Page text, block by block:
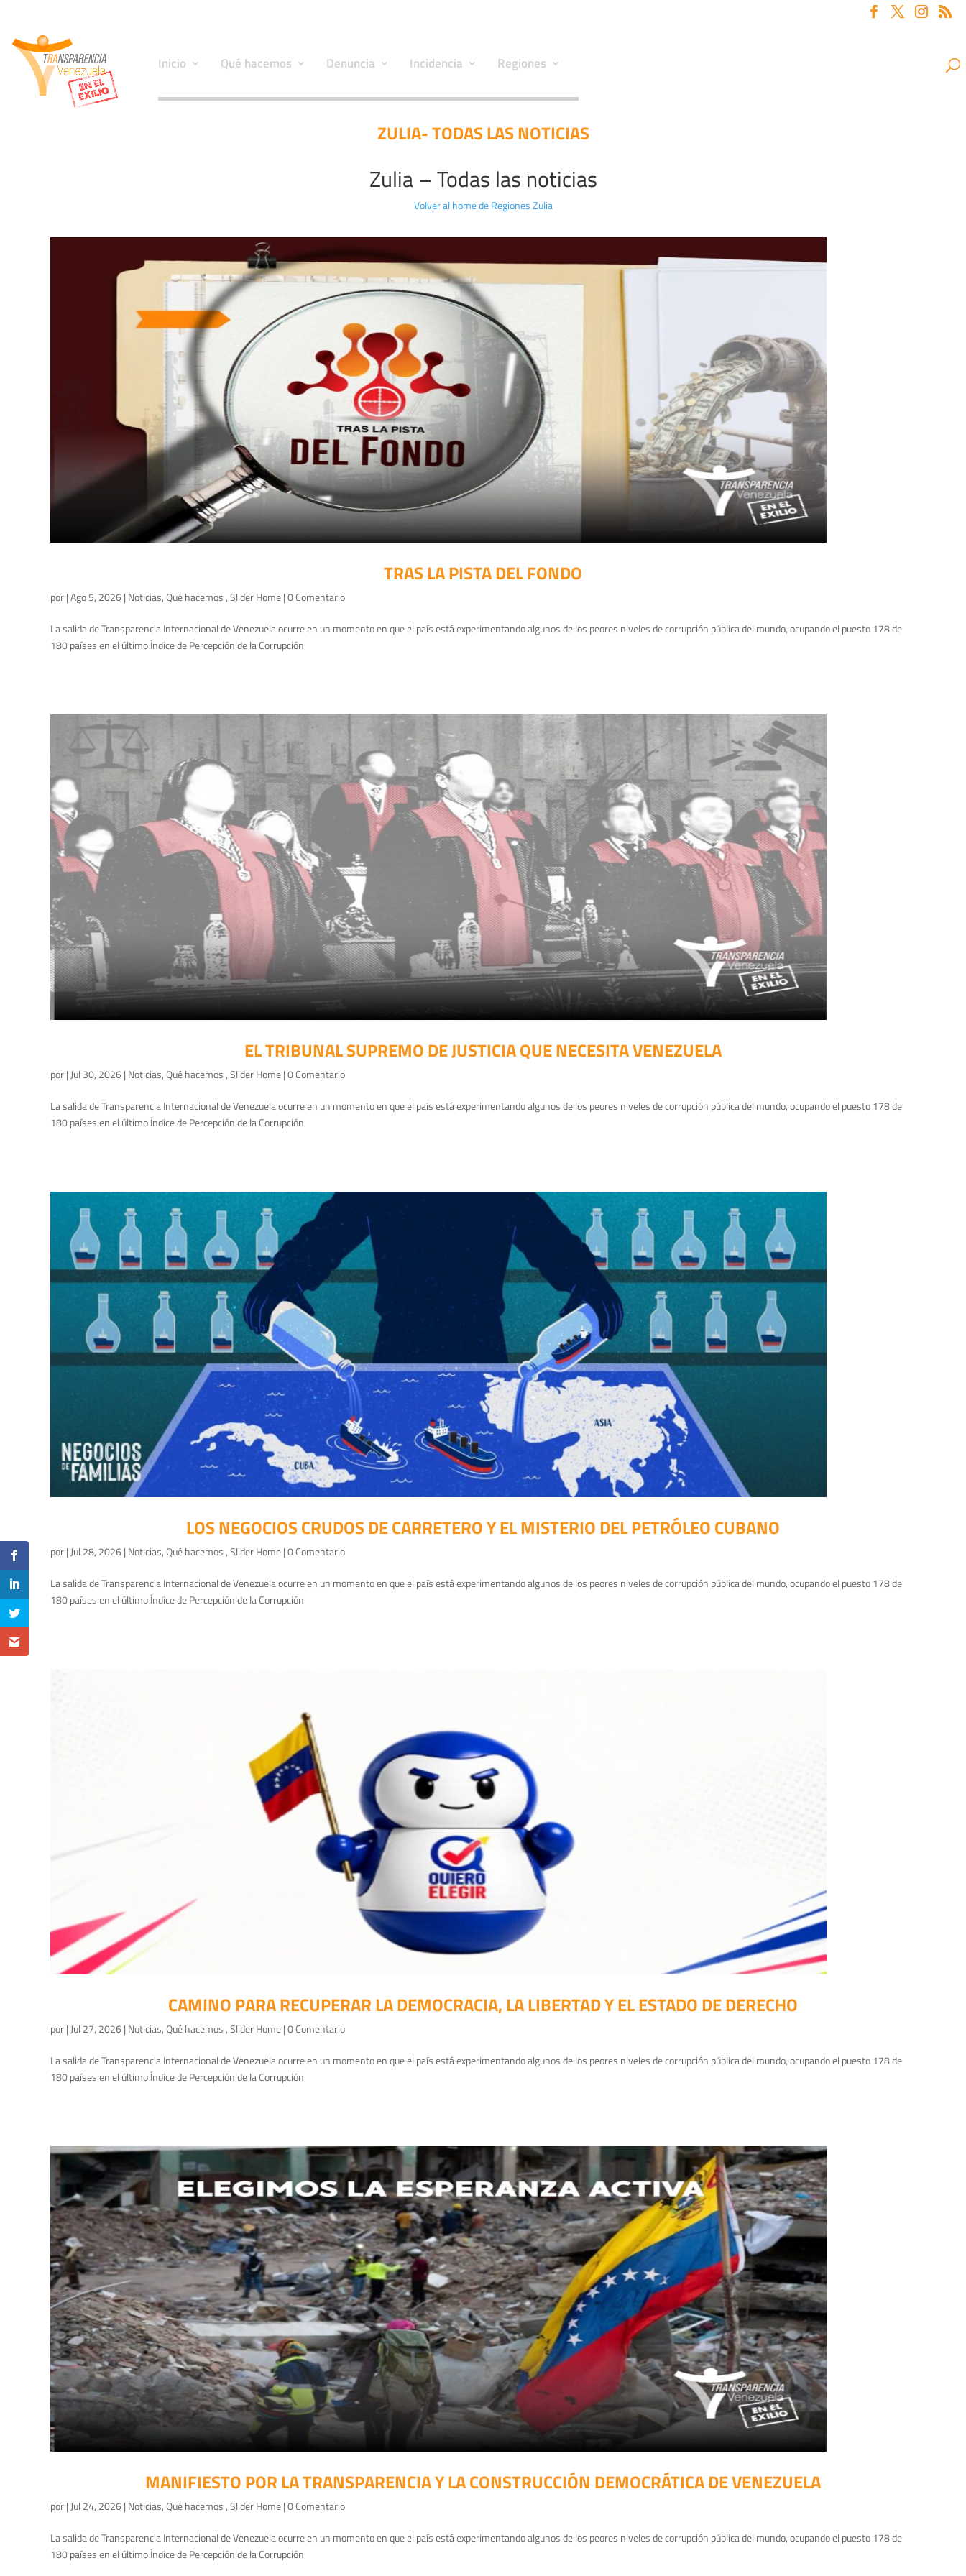
Inicio Qué hacemos Denuncia Incidencia Regiones
ZULIA- TODAS LAS NOTICIAS
Zulia – Todas las noticias
Volver al home de Regiones Zulia
TRAS LA PISTA DEL FONDO
por|Ago 5, 2026| Noticias,Qué hacemos ,Slider Home| 0 Comentario
La salida de Transparencia Internacional de Venezuela ocurre en un momento en que el país está experimentando algunos de los peores niveles de corrupción pública del mundo, ocupando el puesto 178 de
180 países en el último Índice de Percepción de la Corrupción
EL TRIBUNAL SUPREMO DE JUSTICIA QUE NECESITA VENEZUELA
por| Jul 30, 2026| Noticias,Qué hacemos ,Slider Home| 0 Comentario
La salida de Transparencia Internacional de Venezuela ocurre en un momento en que el país está experimentando algunos de los peores niveles de corrupción pública del mundo, ocupando el puesto 178 de
180 países en el último Índice de Percepción de la Corrupción
LOS NEGOCIOS CRUDOS DE CARRETERO Y EL MISTERIO DEL PETRÓLEO CUBANO
por| Jul 28, 2026| Noticias,Qué hacemos ,Slider Home| 0 Comentario
La salida de Transparencia Internacional de Venezuela ocurre en un momento en que el país está experimentando algunos de los peores niveles de corrupción pública del mundo, ocupando el puesto 178 de
180 países en el último Índice de Percepción de la Corrupción
CAMINO PARA RECUPERAR LA DEMOCRACIA, LA LIBERTAD Y EL ESTADO DE DERECHO
por| Jul 27, 2026| Noticias,Qué hacemos ,Slider Home| 0 Comentario
La salida de Transparencia Internacional de Venezuela ocurre en un momento en que el país está experimentando algunos de los peores niveles de corrupción pública del mundo, ocupando el puesto 178 de
180 países en el último Índice de Percepción de la Corrupción
MANIFIESTO POR LA TRANSPARENCIA Y LA CONSTRUCCIÓN DEMOCRÁTICA DE VENEZUELA
por|Jul 24, 2026| Noticias,Qué hacemos,Slider Home| 0 Comentario
La salida de Transparencia Internacional de Venezuela ocurre en un momento en que el país está experimentando algunos de los peores niveles de corrupción pública del mundo, ocupando el puesto 178 de
180 países en el último Índice de Percepción de la Corrupción